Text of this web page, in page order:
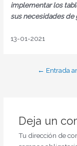
implementar los
sus necesidades de
13-01-2021
← Entrada
Deja un
Tu dirección de